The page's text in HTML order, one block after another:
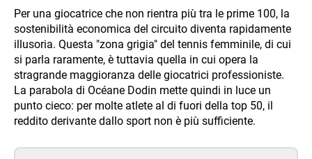
Per una giocatrice che non rientra più tra le prime 100, la
sostenibilità economica del circuito diventa rapidamente
illusoria. Questa "zona grigia" del tennis femminile, di cui
si parla raramente, è tuttavia quella in cui opera la
stragrande maggioranza delle giocatrici professioniste.
La parabola di Océane Dodin mette quindi in luce un
punto cieco: per molte atlete al di fuori della top 50, il
reddito derivante dallo sport non è più sufficiente.